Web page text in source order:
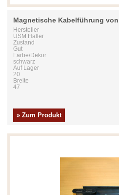
Magnetische Kabelführung von
Hersteller
USM Haller
Zustand
Gut
Farbe/Dekor
schwarz
Auf Lager
20
Breite
47
» Zum Produkt